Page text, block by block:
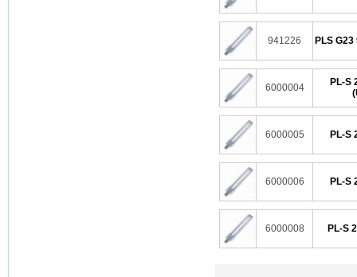
941226 PLS
6000004
PL-S
6000005 PL-S
6000006 PL-S
6000008 PL-S